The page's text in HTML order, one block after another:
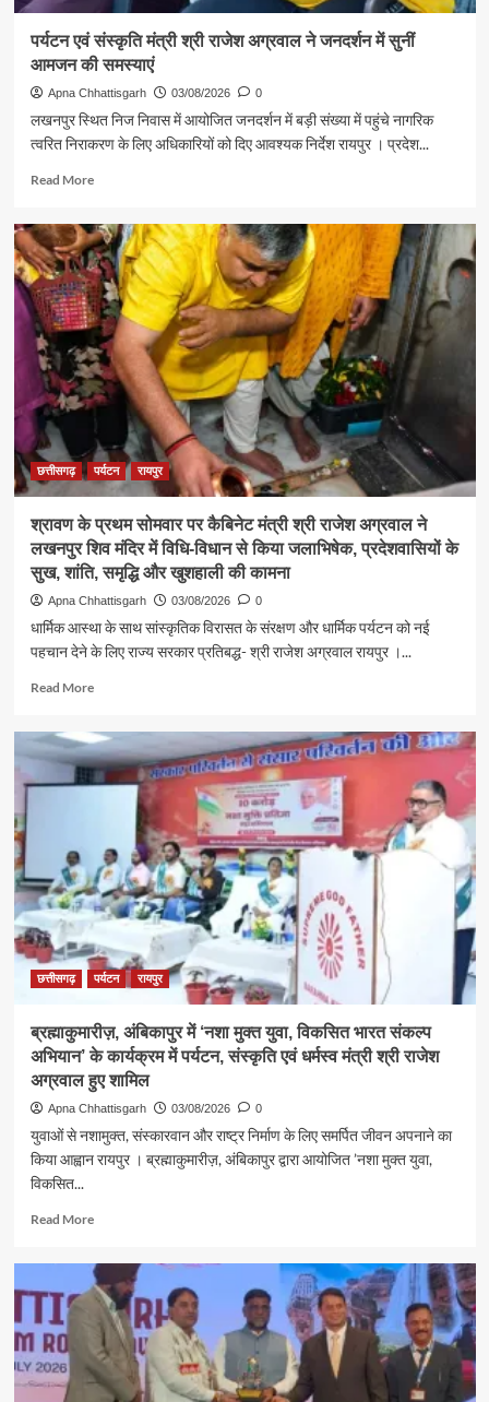
पर्यटन एवं संस्कृति मंत्री श्री राजेश अग्रवाल ने जनदर्शन में सुनीं
आमजन की समस्याएं
Apna Chhattisgarh 03/08/2026 0
लखनपुर स्थित निज निवास में आयोजित जनदर्शन में बड़ी संख्या में पहुंचे नागरिक
त्वरित निराकरण के लिए अधिकारियों को दिए आवश्यक निर्देश रायपुर । प्रदेश...
Read MoreRead
पर्यटन
एवं
संस्कृति
मंत्री
श्री
राजेश
अग्रवाल
ने
जनदर्शन
सुनीं
आमजन
की
छत्तीसगढ़ पर्यटन रायपुर
श्रावण के प्रथम सोमवार पर कैबिनेट मंत्री श्री राजेश अग्रवाल ने
लखनपुर शिव मंदिर में विधि-विधान से किया जलाभिषेक, प्रदेशवासियों के
सुख, शांति, समृद्धि और खुशहाली की कामना
Apna Chhattisgarh 03/08/2026 0
धार्मिक आस्था के साथ सांस्कृतिक विरासत के संरक्षण और धार्मिक पर्यटन को नई
पहचान देने के लिए राज्य सरकार प्रतिबद्ध- श्री राजेश अग्रवाल रायपुर ।...
Read MoreRead
श्रावण
के
प्रथम
कैबिनेट
मंत्री
श्री
राजेश
अग्रवाल
ने
लखनपुर
में
विधि-
विधान
जलाभिषेक,
प्रदेशवासियों
शांति,
और
खुशहाली
की
कामना
छत्तीसगढ़ पर्यटन रायपुर
ब्रह्माकुमारीज़, अंबिकापुर में ‘नशा मुक्त युवा, विकसित भारत संकल्प
अभियान’ के कार्यक्रम में पर्यटन, संस्कृति एवं धर्मस्व मंत्री श्री राजेश
अग्रवाल हुए शामिल
Apna Chhattisgarh 03/08/2026 0
युवाओं से नशामुक्त, संस्कारवान और राष्ट्र निर्माण के लिए समर्पित जीवन अपनाने का
किया आह्वान रायपुर । ब्रह्माकुमारीज़, अंबिकापुर द्वारा आयोजित ’नशा मुक्त युवा,
विकसित...
Read MoreRead
ब्रह्माकुमारीज़,
अंबिकापुर
मुक्त
युवा,